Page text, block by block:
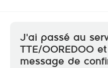
J'ai passé au
TTE/OOREDOO
message de